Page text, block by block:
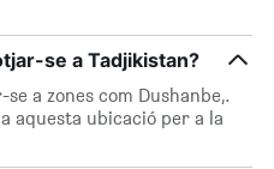
se a Tadjikistan?
a zones com Dushanbe,.
aquesta ubicació per a la